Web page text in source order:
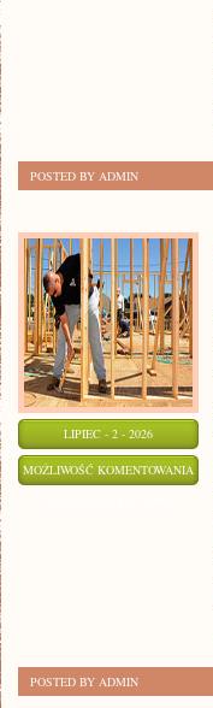
POSTED BY ADMIN
LIPIEC - 2 - 2026
MOŻLIWOŚĆ KOMENTOWANIA
POSTED BY ADMIN